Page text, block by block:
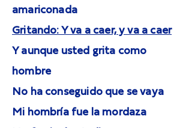
amariconada
Gritando: Y va a caer, y va a caer
Y aunque usted grita como
hombre
No ha conseguido que se vaya
Mi hombría fue la mordaza